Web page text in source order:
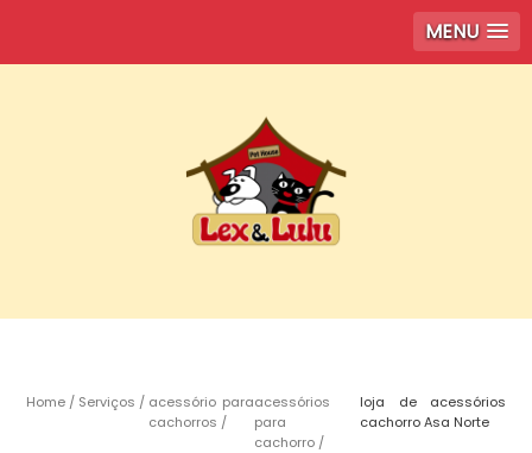
MENU
Home Serviços
acessório para
cachorros
acessórios
para
cachorro
loja de acessórios
cachorro Asa Norte